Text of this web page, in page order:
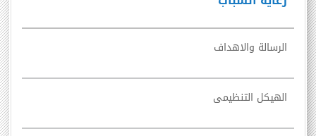
الرسالة والاهداف
الهيكل التنظيمى